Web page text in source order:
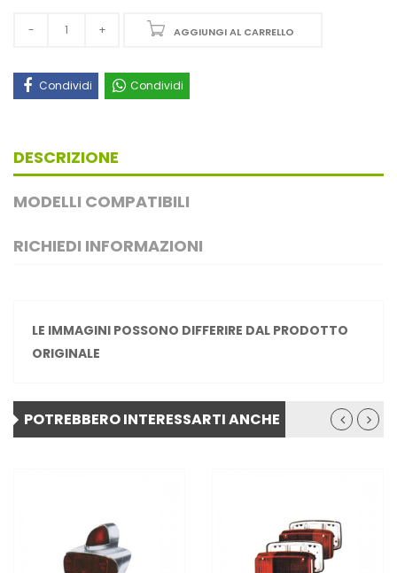
AGGIUNGI AL CARRELLO
Condividi Condividi
DESCRIZIONE
MODELLI COMPATIBILI
RICHIEDI INFORMAZIONI
LE IMMAGINI POSSONO DIFFERIRE DAL PRODOTTO
ORIGINALE
POTREBBERO INTERESSARTI ANCHE